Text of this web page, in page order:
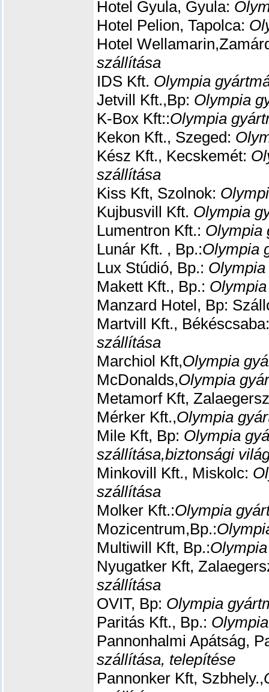
Hotel Gyula, Gyula:
Hotel Pelion, Tapolca:
Hotel
szállítása
IDS Kft. Olympia
Jetvill Kft.,Bp: Olympia
K-Box Kft::Olympia
Kekon Kft., Szeged:
Kész Kft., Kecskemét:
szállítása
Kiss Kft, Szolnok:
Kujbusvill Kft. Olympia
Lumentron Kft.: Olympia
Lunár Kft. , Bp.:Olympia
Lux Stúdió, Bp.:
Makett Kft., Bp.:
Manzard Hotel, Bp:
Martvill Kft.,
szállítása
Marchiol Kft,Olympia
McDonalds,Olympia
Metamorf Kft,
Mérker Kft.,Olympia
Mile Kft, Bp: Olympia
szállítása,biztonsági
Minkovill Kft., Miskolc:
szállítása
Molker Kft.:Olympia
Mozicentrum,Bp.:
Multiwill Kft, Bp.:
Nyugatker Kft,
szállítása
OVIT, Bp: Olympia
Paritás Kft., Bp.:
Pannonhalmi Apátság,
szállítása, telepítése
Pannonker Kft, Szbhely.,